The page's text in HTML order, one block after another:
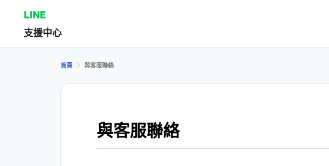
LINE
支援中心
首頁 與客服聯絡
與客服聯絡